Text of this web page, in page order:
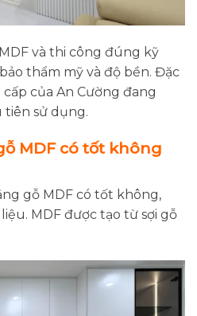
và thi công đúng kỹ
thẩm mỹ và độ bền. Đặc
của An Cường đang
sử dụng.
MDF có tốt không
gỗ MDF có tốt không,
MDF được tạo từ sợi gỗ